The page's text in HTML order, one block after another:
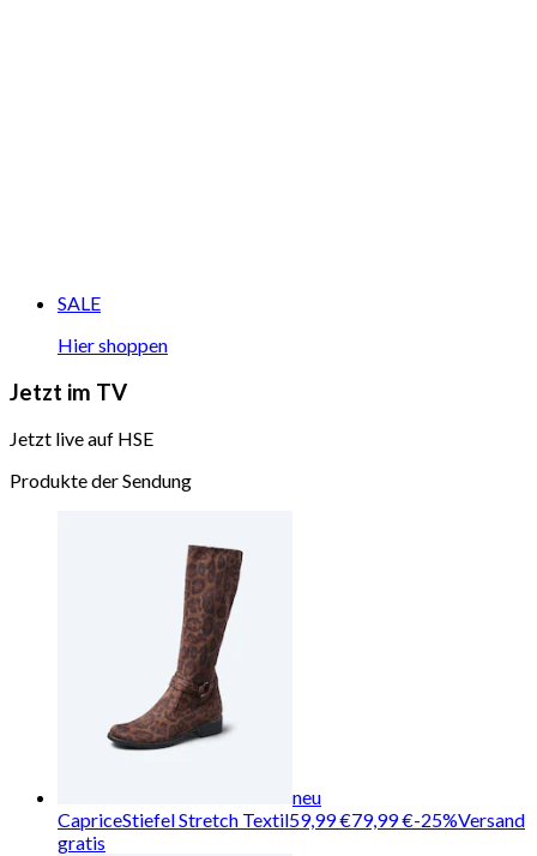
SALE
Hier shoppen
Jetzt im TV
Jetzt live auf HSE
Produkte der Sendung
neu
CapriceStiefel Stretch Textil59,99 €79,99 €-25%Versand
gratis